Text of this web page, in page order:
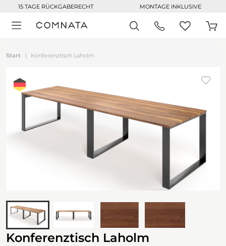
15 TAGE RÜCKGABERECHT MONTAGE INKLUSIVE
Start Konferenztisch Laholm
Konferenztisch Laholm